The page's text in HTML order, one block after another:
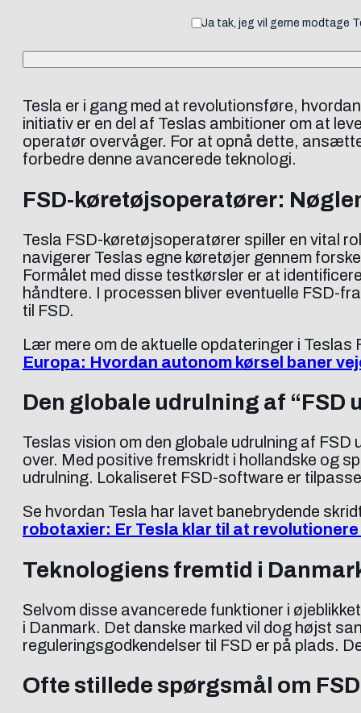
Ja tak, jeg vil gerne modtage
Tesla er i gang med at revolutionsføre,
initiativ er en del af Teslas ambitioner om at
operatør overvåger. For at opnå dette,
forbedre denne avancerede teknologi.
FSD-køretøjsoperatører:
Tesla FSD-køretøjsoperatører spiller en vital
navigerer Teslas egne køretøjer gennem
Formålet med disse testkørsler er at
håndtere. I processen bliver eventuelle FSD-
til FSD.
Lær mere om de aktuelle opdateringer i
Europa: Hvordan autonom kørsel baner
Den globale udrulning af “FSD
Teslas vision om den globale udrulning af
over. Med positive fremskridt i hollandske og
udrulning. Lokaliseret FSD-software er
Se hvordan Tesla har lavet banebrydende
robotaxier: Er Tesla klar til at
Teknologiens fremtid i
Selvom disse avancerede funktioner i
i Danmark. Det danske marked vil dog højst
reguleringsgodkendelser til FSD er på plads.
Ofte stillede spørgsmål om